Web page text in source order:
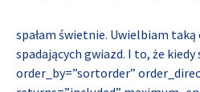
spałam świetnie. Uwielbiam taką
spadających gwiazd. I to, że kiedy
order_by=”sortorder”